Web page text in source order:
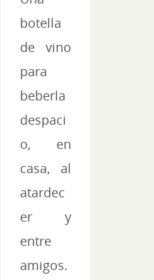
botella
de vino
para
beberla
despaci
o, en
casa, al
atardec
er y
entre
amigos.